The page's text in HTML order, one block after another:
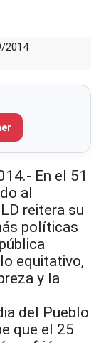
2014
En el 51
al
reitera su
políticas
equitativo,
y la
del Pueblo
que el 25